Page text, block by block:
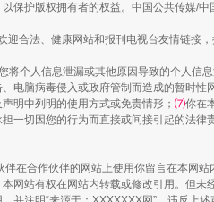
保护版权拥有者的权益。中国公共传媒/中
迎合法、健康网站和报刊电视台友情链接，
将个人信息泄漏或其他原因导致的个人信息
电脑病毒侵入或政府管制而造成的暂时性
明中列明的使用方式或免责情形； ⑺你在
一切因您的行为而直接或间接引起的法律
在合作伙伴的网站上使用你留言在本网站
网站有权在网站内转载或修改引用。但未